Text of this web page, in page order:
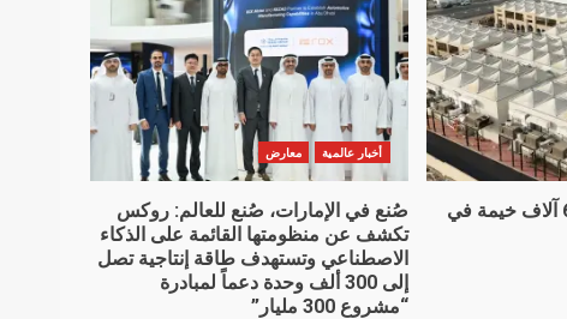
“البداد للمناسك” تقيم 6 آلاف خيمة في
أخبار عالمية معارض
صُنع في الإمارات، صُنع للعالم: روكس
تكشف عن منظومتها القائمة على الذكاء
الاصطناعي وتستهدف طاقة إنتاجية تصل
إلى 300 ألف وحدة دعماً لمبادرة
“مشروع 300 مليار”